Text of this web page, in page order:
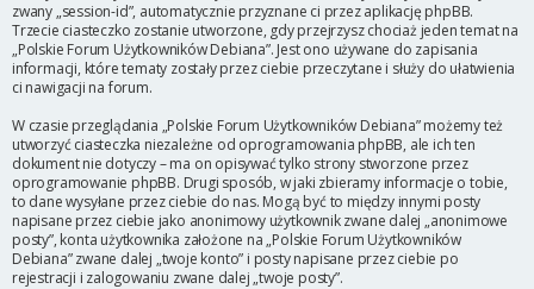
zwany „session-id”, automatycznie przyznane ci przez aplikację phpBB.
Trzecie ciasteczko zostanie utworzone, gdy przejrzysz chociaż jeden temat na
„Polskie Forum Użytkowników Debiana”. Jest ono używane do zapisania
informacji, które tematy zostały przez ciebie przeczytane i służy do ułatwienia
ci nawigacji na forum.
W czasie przeglądania „Polskie Forum Użytkowników Debiana” możemy też
utworzyć ciasteczka niezależne od oprogramowania phpBB, ale ich ten
dokument nie dotyczy – ma on opisywać tylko strony stworzone przez
oprogramowanie phpBB. Drugi sposób, w jaki zbieramy informacje o tobie,
to dane wysyłane przez ciebie do nas. Mogą być to między innymi posty
napisane przez ciebie jako anonimowy użytkownik zwane dalej „anonimowe
posty”, konta użytkownika założone na „Polskie Forum Użytkowników
Debiana” zwane dalej „twoje konto” i posty napisane przez ciebie po
rejestracji i zalogowaniu zwane dalej „twoje posty”.